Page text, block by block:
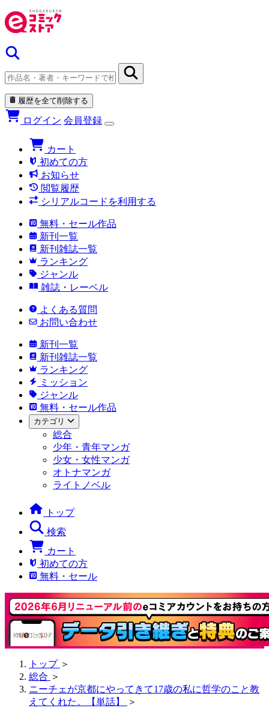
履歴を全て削除する
ログイン 会員登録
カート
初めての方
お知らせ
閲覧履歴
シリアルコードを利用する
無料・セール作品
新刊一覧
新刊雑誌一覧
ランキング
ジャンル
雑誌・レーベル
よくある質問
お問い合わせ
新刊一覧
新刊雑誌一覧
ランキング
ミッション
ジャンル
無料・セール作品
カテゴリ
総合
少年・青年マンガ
少女・女性マンガ
オトナマンガ
ライトノベル
トップ
検索
カート
初めての方
無料・セール
トップ ＞
総合 ＞
ニーチェが京都にやってきて17歳の私に哲学のこと教
えてくれた。【単話】
＞